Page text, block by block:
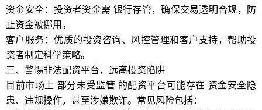
资金安全：投资者资金需 银行存管，确保交易透明合规，防
止资金被挪用。
客户服务：优质的投资咨询、风控管理和客户支持，帮助投
资者制定科学策略。
三、警惕非法配资平台，远离投资陷阱
目前市场上 部分未受监管 的配资平台可能存在 资金安全隐
患、违规操作，甚至涉嫌欺诈。常见风险包括：